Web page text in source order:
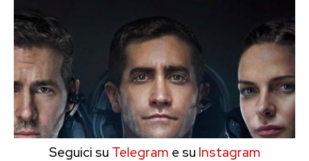
Seguici su Telegram e su Instagram